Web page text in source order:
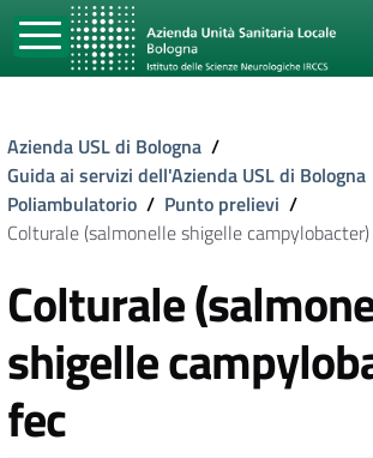
Azienda USL di Bologna /
Guida ai servizi dell'Azienda USL di Bologna
Poliambulatorio / Punto prelievi /
Colturale (salmonelle shigelle
Colturale
shigelle
fec